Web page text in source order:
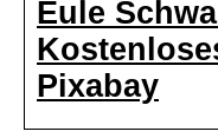
Eule
Pixabay